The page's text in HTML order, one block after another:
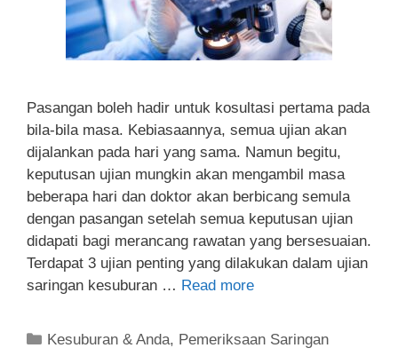
Pasangan boleh hadir untuk kosultasi pertama pada
bila-bila masa. Kebiasaannya, semua ujian akan
dijalankan pada hari yang sama. Namun begitu,
keputusan ujian mungkin akan mengambil masa
beberapa hari dan doktor akan berbicang semula
dengan pasangan setelah semua keputusan ujian
didapati bagi merancang rawatan yang bersesuaian.
Terdapat 3 ujian penting yang dilakukan dalam ujian
saringan kesuburan … Read more
Kesuburan & Anda, Pemeriksaan Saringan